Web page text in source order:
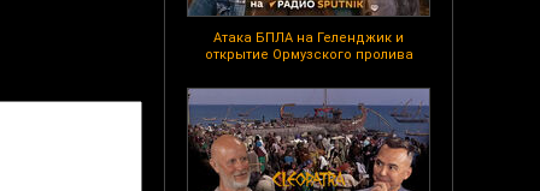
Атака БПЛА на Геленджик и
открытие Ормузского пролива